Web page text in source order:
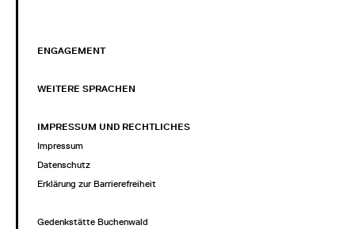
ENGAGEMENT
WEITERE SPRACHEN
IMPRESSUM UND RECHTLICHES
Impressum
Datenschutz
Erklärung zur Barrierefreiheit
Gedenkstätte Buchenwald